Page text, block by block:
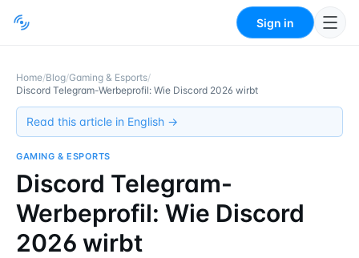
Sign in
Home/Blog/Gaming & Esports/
Discord Telegram-Werbeprofil: Wie Discord 2026 wirbt
Read this article in English →
GAMING & ESPORTS
Discord Telegram-
Werbeprofil: Wie Discord
2026 wirbt